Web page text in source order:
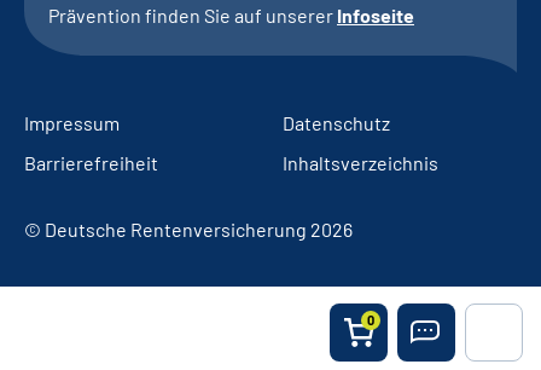
0
Prävention finden Sie auf unserer Infoseite
Impressum
Datenschutz
Barrierefreiheit
Inhaltsverzeichnis
© Deutsche Rentenversicherung 2026